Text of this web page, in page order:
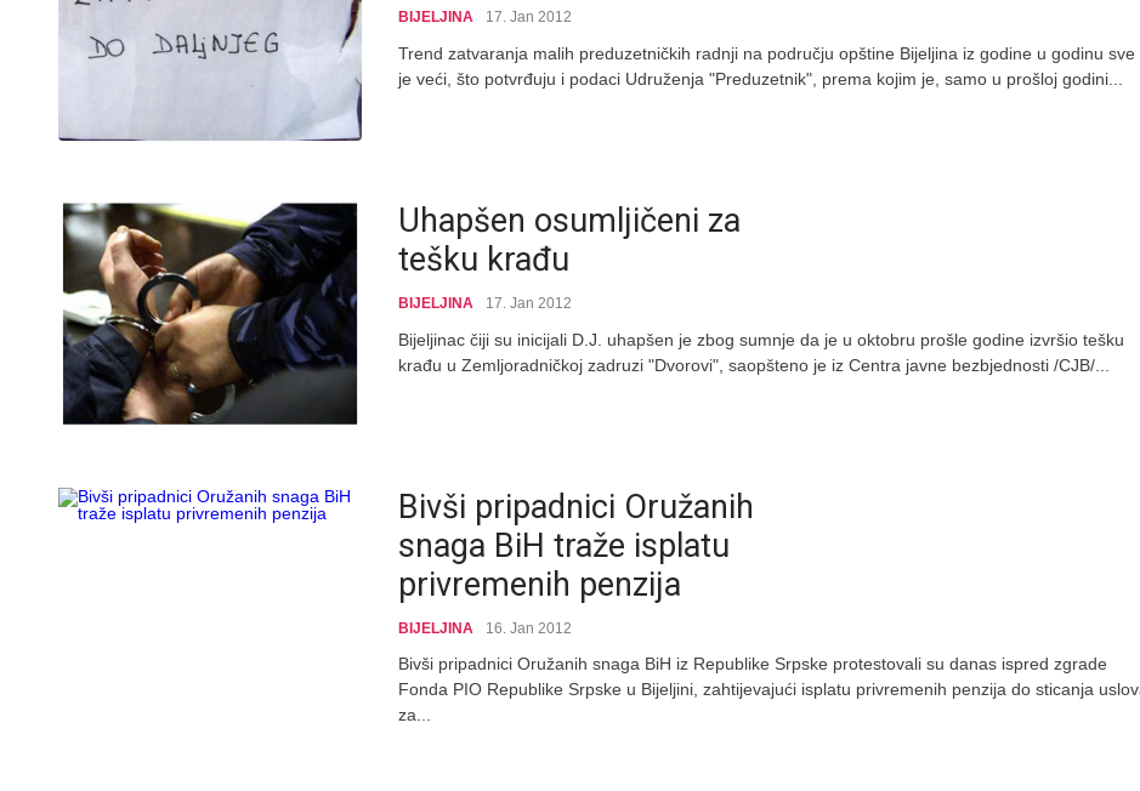
BIJELJINA 17. Jan 2012
Trend zatvaranja malih preduzetničkih radnji na području opštine Bijeljina iz godine u godinu sve
je veći, što potvrđuju i podaci Udruženja "Preduzetnik", prema kojim je, samo u prošloj godini...
Uhapšen osumljičeni za
tešku krađu
BIJELJINA 17. Jan 2012
Bijeljinac čiji su inicijali D.J. uhapšen je zbog sumnje da je u oktobru prošle godine izvršio tešku
krađu u Zemljoradničkoj zadruzi "Dvorovi", saopšteno je iz Centra javne bezbjednosti /CJB/...
Bivši pripadnici Oružanih
snaga BiH traže isplatu
privremenih penzija
BIJELJINA 16. Jan 2012
Bivši pripadnici Oružanih snaga BiH iz Republike Srpske protestovali su danas ispred zgrade
Fonda PIO Republike Srpske u Bijeljini, zahtijevajući isplatu privremenih penzija do sticanja
za...